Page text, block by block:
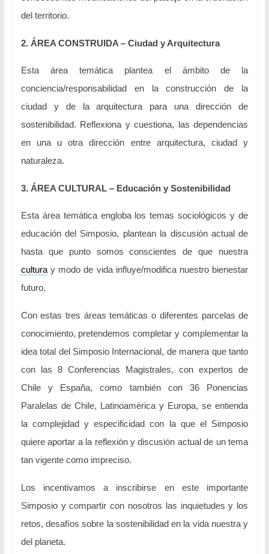
del territorio.
2. ÁREA CONSTRUIDA – Ciudad y Arquitectura
Esta área temática plantea el ámbito de la
conciencia/responsabilidad en la construcción de la
ciudad y de la arquitectura para una dirección de
sostenibilidad. Reflexiona y cuestiona, las dependencias
en una u otra dirección entre arquitectura, ciudad y
naturaleza.
3. ÁREA CULTURAL – Educación y Sostenibilidad
Esta área temática engloba los temas sociológicos y de
educación del Simposio, plantean la discusión actual de
hasta que punto somos conscientes de que nuestra
culturay modo de vida influye/modifica nuestro bienestar
futuro.
Con estas tres áreas temáticas o diferentes parcelas de
conocimiento, pretendemos completar y complementar la
idea total del Simposio Internacional, de manera que tanto
con las
8 Conferencias Magistrales, con expertos de
Chile y España, como también con 36 Ponencias
Paralelas de Chile, Latinoamérica y Europa, se entienda
la complejidad y especificidad con la que el Simposio
quiere aportar a la reflexión y discusión actual de un tema
tan vigente como impreciso.
Los incentivamos a inscribirse en este importante
Simposio y compartir con nosotros las inquietudes y los
retos, desafíos sobre la sostenibilidad en la vida nuestra y
del planeta.